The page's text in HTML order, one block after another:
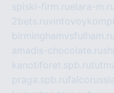
spiski-firm.ruelara-m.ru
2bets.ru
birminghamvsfulham.ru
amadis-chocolate.ru
kanotiforet.spb.ru
praga.spb.ru